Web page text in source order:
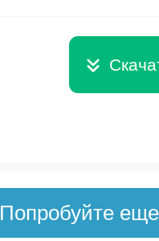
Попробуйте